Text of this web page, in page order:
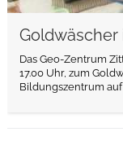
Das Geo-Zentrum
17.00 Uhr, zum
Bildungszentrum